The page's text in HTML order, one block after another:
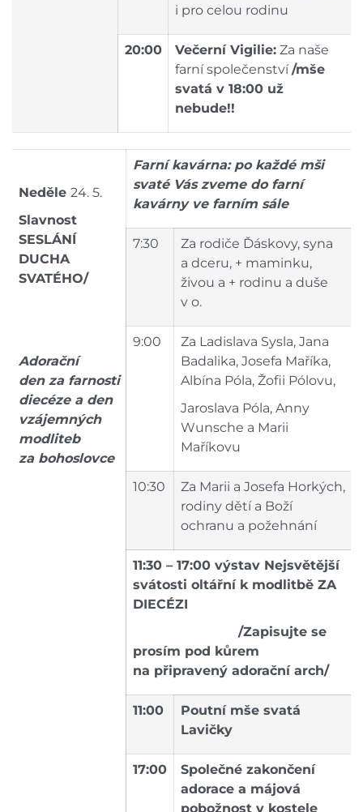
i pro celou rodinu
20:00 Večerní Vigilie:Za naše
farní společenství/mše
svatá v 18:00 už
nebude!!
Neděle 24. 5.
Slavnost
SESLÁNÍ
DUCHA
SVATÉHO/
Adorační
den za farnosti
diecéze a den
vzájemných
modliteb
za bohoslovce
Farní kavárna: po každé mši
svaté Vás zveme do farní
kavárny ve farním sále
7:30
Za rodiče Ďáskovy, syna
a dceru, + maminku,
živou a + rodinu a duše
v o.
9:00
Za Ladislava Sysla, Jana
Badalika, Josefa Maříka,
Albína Póla, Žofii Pólovu,
Jaroslava Póla, Anny
Wunsche a Marii
Maříkovu
10:30
Za Marii a Josefa Horkých,
rodiny dětí a Boží
ochranu a požehnání
11:30 – 17:00 výstav Nejsvětější
svátosti oltářní k modlitbě ZA
DIECÉZI
/Zapisujte se
prosím pod kůrem
na připravený adorační arch/
11:00
Poutní mše svatá
Lavičky
17:00
Společné zakončení
adorace a májová
pobožnost v kostele